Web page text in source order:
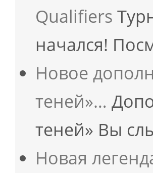
Qualifiers
начался!
Новое
теней»…
теней» Вы
Новая